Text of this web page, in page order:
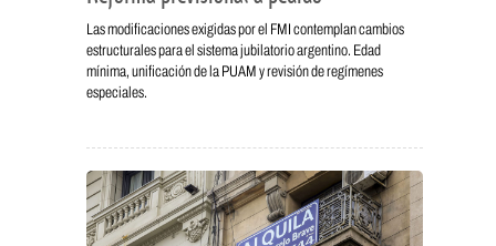
Las modificaciones exigidas por el FMI contemplan cambios
estructurales para el sistema jubilatorio argentino. Edad
mínima, unificación de la PUAM y revisión de regímenes
especiales.